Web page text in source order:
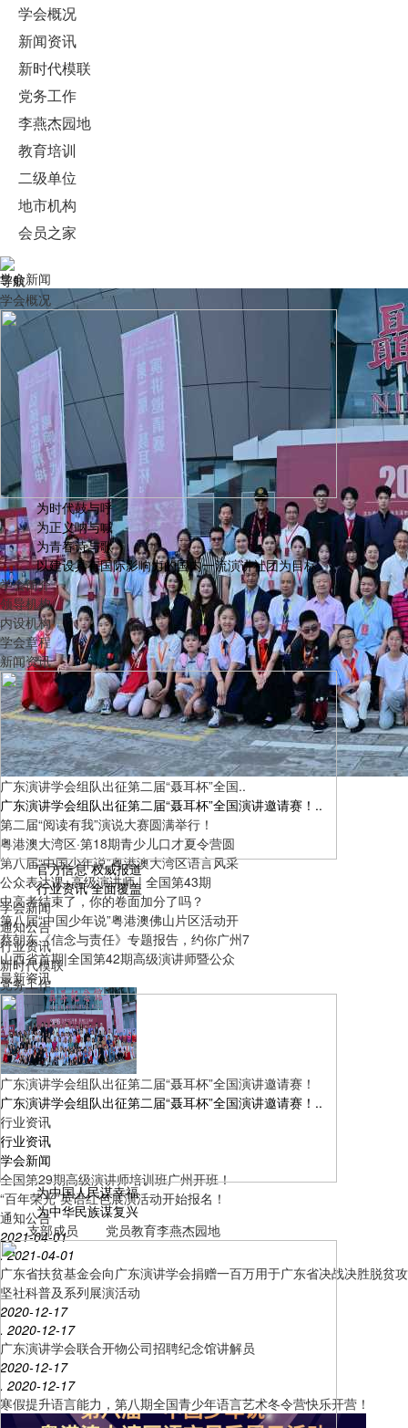
学会概况
新闻资讯
新时代模联
党务工作
李燕杰园地
教育培训
二级单位
地市机构
会员之家
导航
学会概况
为时代鼓与呼
为正义呐与喊
为青春诗与歌
以建设具有国际影响力的国内一流演讲社团为目标
学会简介
领导机构
内设机构
学会章程
新闻资讯
官方信息 权威报道
行业资讯 全面覆盖
学会新闻
通知公告
行业资讯
新时代模联
党务工作
为中国人民谋幸福
为中华民族谋复兴
支部成员
党员教育李燕杰园地
学会新闻
广东演讲学会组队出征第二届“聂耳杯”全国..
广东演讲学会组队出征第二届“聂耳杯”全国演讲邀请赛！..
第二届“阅读有我”演说大赛圆满举行！
粤港澳大湾区·第18期青少儿口才夏令营圆
第八届“中国少年说”粤港澳大湾区语言风采
公众表达课+高级演讲师 | 全国第43期
中高考结束了，你的卷面加分了吗？
第八届“中国少年说”粤港澳佛山片区活动开
蔡朝东《信念与责任》专题报告，约你广州7
山西省首期|全国第42期高级演讲师暨公众
最新资讯
广东演讲学会组队出征第二届“聂耳杯”全国演讲邀请赛！
广东演讲学会组队出征第二届“聂耳杯”全国演讲邀请赛！..
行业资讯
行业资讯
学会新闻
全国第29期高级演讲师培训班广州开班！
“百年荣光”英语红色展演活动开始报名！
通知公告
2021-04-01
. 2021-04-01
广东省扶贫基金会向广东演讲学会捐赠一百万用于广东省决战决胜脱贫攻
坚社科普及系列展演活动
2020-12-17
. 2020-12-17
广东演讲学会联合开物公司招聘纪念馆讲解员
2020-12-17
. 2020-12-17
寒假提升语言能力，第八期全国青少年语言艺术冬令营快乐开营！
广东演讲学会组队出征第二届“聂耳杯”全国演讲邀请赛！
第二届“阅读有我”演说大赛圆满举行！
粤港澳大湾区·第18期青少儿口才夏令营圆满结营！
第八届“中国少年说”粤港澳大湾区语言风采展示活动圆满举行！
公众表达课+高级演讲师 | 全国第43期培训班圆满举办！
中高考结束了，你的卷面加分了吗？